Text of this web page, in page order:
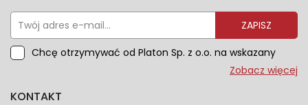
ZAPISZ
Chcę otrzymywać od Platon Sp. z o.o. na wskazany
przeze mnie adres e-mail informacje marketingowe
dotyczące danych osobowych znajdziesz w naszej
Zobacz więcej
KONTAKT